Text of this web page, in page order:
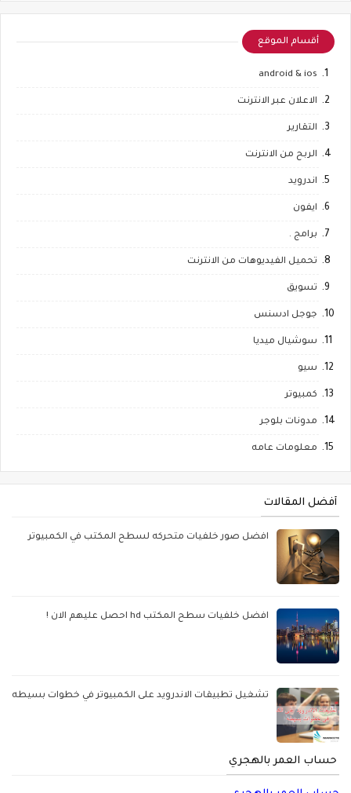
أقسام الموقع
android & ios
الاعلان عبر الانترنت
التقارير
الربح من الانترنت
اندرويد
ايفون
برامج .
تحميل الفيديوهات من الانترنت
تسويق
جوجل ادسنس
سوشيال ميديا
سيو
كمبيوتر
مدونات بلوجر
معلومات عامه
أفضل المقالات
افضل صور خلفيات متحركه لسطح المكتب في الكمبيوتر
افضل خلفيات سطح المكتب hd احصل عليهم الان !
تشغيل تطبيقات الاندرويد على الكمبيوتر في خطوات بسيطه
حساب العمر بالهجري